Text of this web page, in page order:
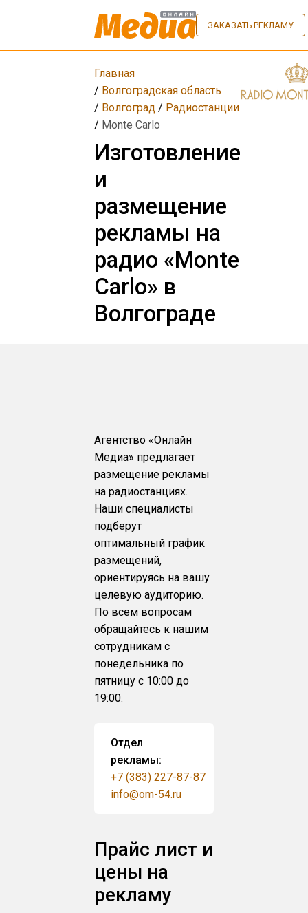
ЗАКАЗАТЬ РЕКЛАМУ
Главная
/ Волгоградская область
/ Волгоград/ Радиостанции
/ Monte Carlo
Изготовление
и
размещение
рекламы на
радио «Monte
Carlo» в
Волгограде
Агентство «Онлайн
Медиа» предлагает
размещение рекламы
на радиостанциях.
Наши специалисты
подберут
оптимальный график
размещений,
ориентируясь на вашу
целевую аудиторию.
По всем вопросам
обращайтесь к нашим
сотрудникам с
понедельника по
пятницу с 10:00 до
19:00.
Отдел
рекламы:
+7 (383) 227-87-87
info@om-54.ru
Прайс лист и
цены на
рекламу